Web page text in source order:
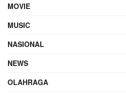
MOVIE
MUSIC
NASIONAL
NEWS
OLAHRAGA